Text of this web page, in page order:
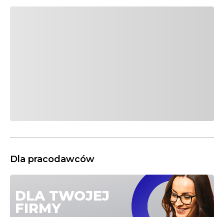
Dla pracodawców
DLA TWOJEJ
FIRMY